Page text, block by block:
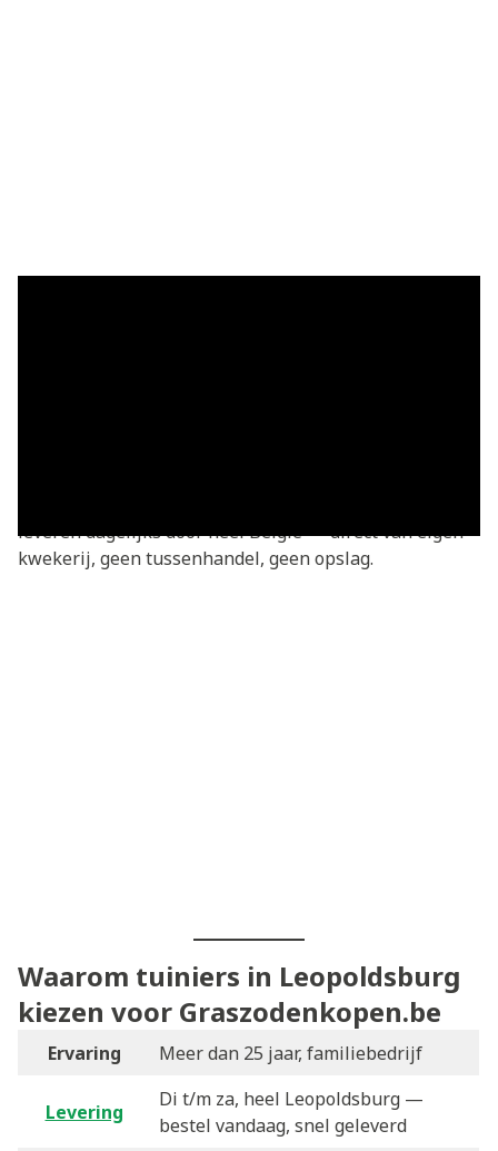
leveren dagelijks door heel België — direct van eigen
kwekerij, geen tussenhandel, geen opslag.
Waarom tuiniers in Leopoldsburg
kiezen voor Graszodenkopen.be
Ervaring Meer dan 25 jaar, familiebedrijf
Levering
Di t/m za, heel Leopoldsburg —
bestel vandaag, snel geleverd